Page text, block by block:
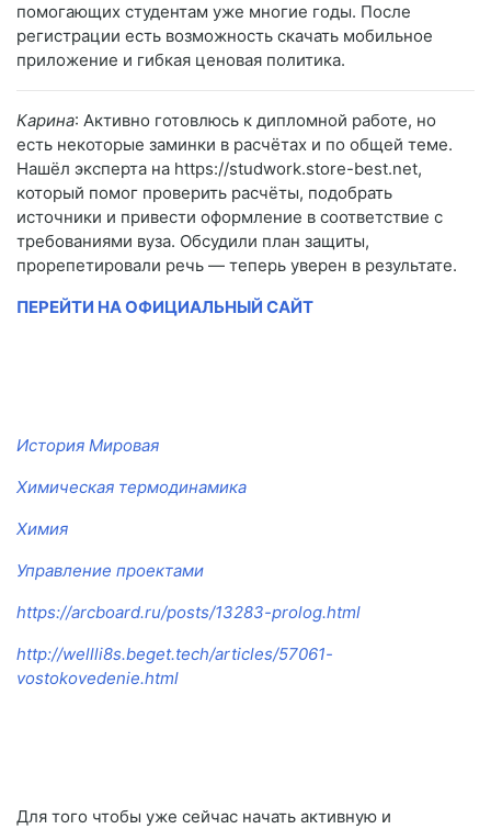
помогающих студентам уже многие годы. После
регистрации есть возможность скачать мобильное
приложение и гибкая ценовая политика.
Карина: Активно готовлюсь к дипломной работе, но
есть некоторые заминки в расчётах и по общей теме.
Нашёл эксперта на https://studwork.store-best.net,
который помог проверить расчёты, подобрать
источники и привести оформление в соответствие с
требованиями вуза. Обсудили план защиты,
прорепетировали речь — теперь уверен в результате.
ПЕРЕЙТИ НА ОФИЦИАЛЬНЫЙ САЙТ
История Мировая
Химическая термодинамика
Химия
Управление проектами
https://arcboard.ru/posts/13283-prolog.html
http://wellli8s.beget.tech/articles/57061-
vostokovedenie.html
Для того чтобы уже сейчас начать активную и